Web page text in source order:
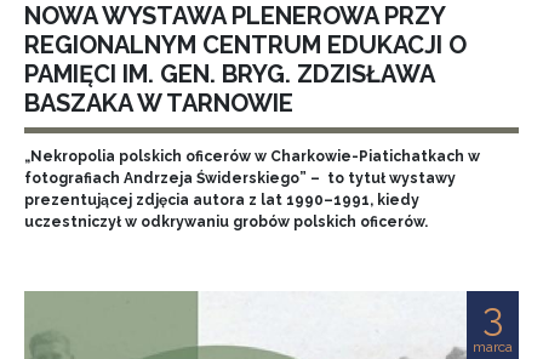
NOWA WYSTAWA PLENEROWA PRZY
REGIONALNYM CENTRUM EDUKACJI O
PAMIĘCI IM. GEN. BRYG. ZDZISŁAWA
BASZAKA W TARNOWIE
„Nekropolia polskich oficerów w Charkowie-Piatichatkach w
fotografiach Andrzeja Świderskiego” – to tytuł wystawy
prezentującej zdjęcia autora z lat 1990–1991, kiedy
uczestniczył w odkrywaniu grobów polskich oficerów.
3
marca